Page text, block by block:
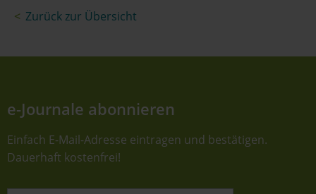
Zurück zur Übersicht
e-Journale abonnieren
Einfach E-Mail-Adresse eintragen und bestätigen.
Dauerhaft kostenfrei!